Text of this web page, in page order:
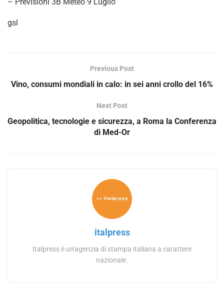
gsl
Previous Post
Vino, consumi mondiali in calo: in sei anni crollo del 16%
Next Post
Geopolitica, tecnologie e sicurezza, a Roma la Conferenza
di Med-Or
italpress
Italpress è un'agenzia di stampa italiana a carattere
nazionale.